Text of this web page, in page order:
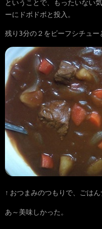
ということで、もったいない
ーにドボドボと投入。
残り3分の２をビーフシチュー
↑ おつまみのつもりで、ごはん
あ～美味しかった。